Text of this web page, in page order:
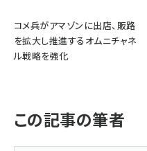
コメ兵がアマゾンに出店、販路
を拡大し推進するオムニチャネ
ル戦略を強化
この記事の筆者